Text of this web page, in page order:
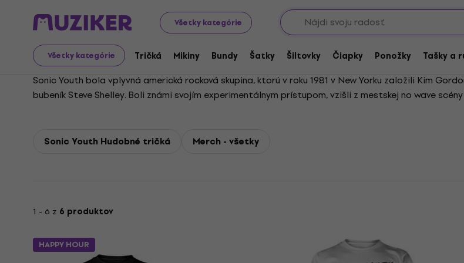
Všetky kategórie
Všetky kategórie Tričká Mikiny Bundy Šatky Šiltovky Čiapky Ponožky Tašky a
Sonic Youth
Sonic Youth bola vplyvná americká rocková skupina, ktorú v roku 1981 v New Yorku založili Kim
bubeník Steve Shelley. Boli známi svojím experimentálnym prístupom, vzišli z mestskej no wave
2011 po rozchode Gordona a Moorea, pričom členovia vyhlásili, že k reunionu nedôjde.
Sonic Youth Hudobné tričká Merch - všetky
1 - 6 z 6 produktov
HAPPY HOUR